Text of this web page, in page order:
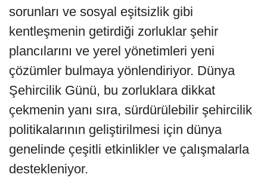
sorunları ve sosyal eşitsizlik gibi
kentleşmenin getirdiği zorluklar şehir
plancılarını ve yerel yönetimleri yeni
çözümler bulmaya yönlendiriyor. Dünya
Şehircilik Günü, bu zorluklara dikkat
çekmenin yanı sıra, sürdürülebilir şehircilik
politikalarının geliştirilmesi için dünya
genelinde çeşitli etkinlikler ve çalışmalarla
destekleniyor.